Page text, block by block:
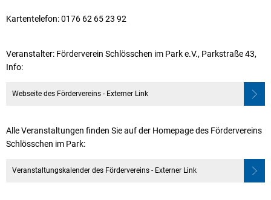
Kartentelefon: 0176 62 65 23 92
Veranstalter: Förderverein Schlösschen im Park e.V., Parkstraße 43,
Info:
Webseite des Fördervereins - Externer Link
Alle Veranstaltungen finden Sie auf der Homepage des Fördervereins
Schlösschen im Park:
Veranstaltungskalender des Fördervereins - Externer Link